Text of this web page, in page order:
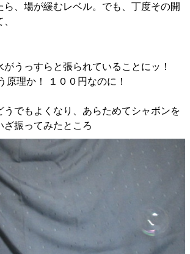
ら、場が緩むレベル。でも、丁度その開
うっすらと張られていることにッ！
原理か！ １００円なのに！
うでもよくなり、あらためてシャボンを
ざ振ってみたところ